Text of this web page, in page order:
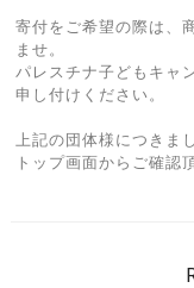
寄付をご希望の際は、
ませ。
パレスチナ子どもキャ
申し付けください。
上記の団体様につきま
トップ画面からご確認